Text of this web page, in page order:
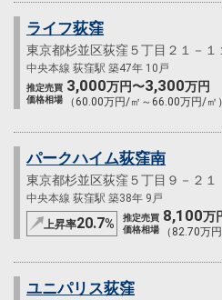
ライフ荻窪
東京都杉並区荻窪５丁目２１－１
中央本線 荻窪駅 築47年 10戸
推定売買
価格相場
3,000万円〜3,300万円
（60.00万円/㎡～66.00万円/㎡）
パークハイム荻窪南
東京都杉並区荻窪５丁目９－２１
中央本線 荻窪駅 築38年 9戸
上昇率20.7%
推定売買
価格相場
8,100万
（82.70万
ユニパリス荻窪